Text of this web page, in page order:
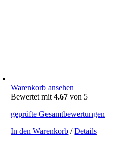
Warenkorb ansehen
Bewertet mit4.67 von 5
geprüfte Gesamtbewertungen
In den Warenkorb / Details